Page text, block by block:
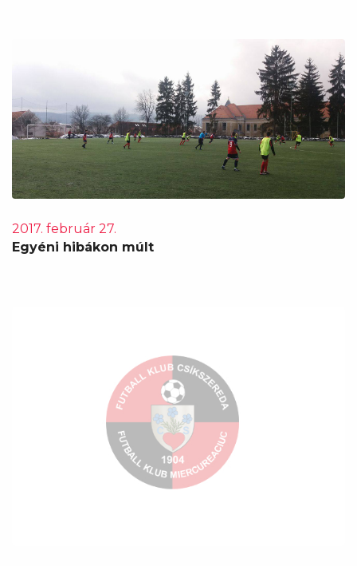
2017. február 27.
Egyéni hibákon múlt